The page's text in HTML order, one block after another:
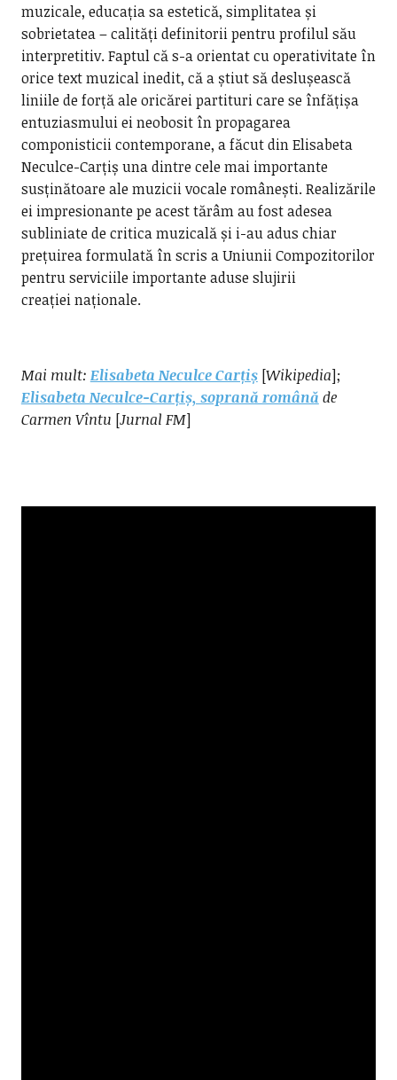
muzicale, educația sa estetică, simplitatea și
sobrietatea – calități definitorii pentru profilul său
interpretitiv. Faptul că s-a orientat cu operativitate în
orice text muzical inedit, că a știut să deslușească
liniile de forță ale oricărei partituri care se înfățișa
entuziasmului ei neobosit în propagarea
componisticii contemporane, a făcut din Elisabeta
Neculce-Carțiș una dintre cele mai importante
susținătoare ale muzicii vocale românești. Realizările
ei impresionante pe acest tărâm au fost adesea
subliniate de critica muzicală și i-au adus chiar
prețuirea formulată în scris a Uniunii Compozitorilor
pentru serviciile importante aduse slujirii
creației naționale.
Mai mult: Elisabeta Neculce Carțiș[Wikipedia];
Elisabeta Neculce-Carțiș, soprană română de
Carmen Vîntu [Jurnal FM]